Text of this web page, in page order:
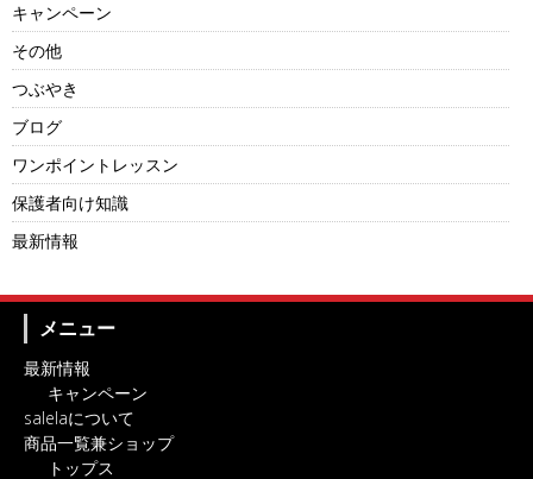
キャンペーン
その他
つぶやき
ブログ
ワンポイントレッスン
保護者向け知識
最新情報
メニュー
最新情報
キャンペーン
salelaについて
商品一覧兼ショップ
トップス